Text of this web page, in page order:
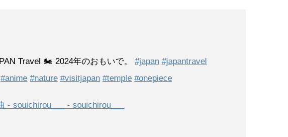
Travel 🏍️ 2024年のおもいで。 #japan #japantravel
#anime #nature #visitjapan #temple #onepiece
- souichirou___ - souichirou___